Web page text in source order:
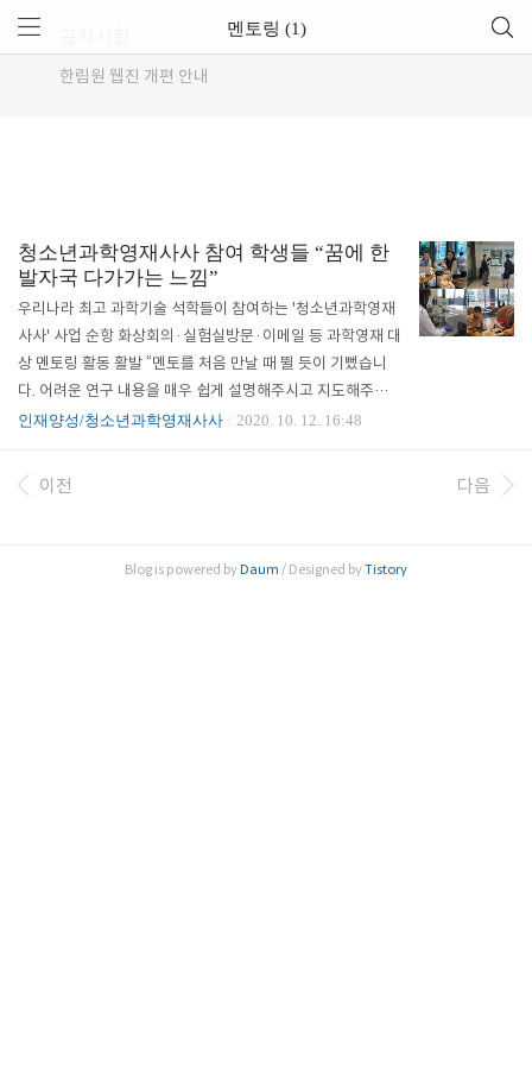
한림원 웹진 개편 안내
멘토링 (1)
청소년과학영재사사 참여 학생들 “꿈에 한
발자국 다가가는 느낌”
우리나라 최고 과학기술 석학들이 참여하는 '청소년과학영재
사사' 사업 순항 화상회의·실험실방문·이메일 등 과학영재 대
상 멘토링 활동 활발 “멘토를 처음 만날 때 뛸 듯이 기뻤습니
다. 어려운 연구 내용을 매우 쉽게 설명해주시고 지도해주셔서
꿈에 한 발자국 더 가까이 가고 있는 느낌입니다. 고등학생의
한 마음입니다.”(홍원기 한국과학영재학교 2학년) “KAIST를
방문해서 교수님과 학교 곳곳을 둘러보고 다양한 연구 분야에
심히 해야겠다는 다짐을 했습니다.”(이승원 여수고등학교 2학
인재양성/청소년과학영재사사 2020. 10. 12. 16:48
이전 다음
Blog is powered byDaum / Designed byTistory